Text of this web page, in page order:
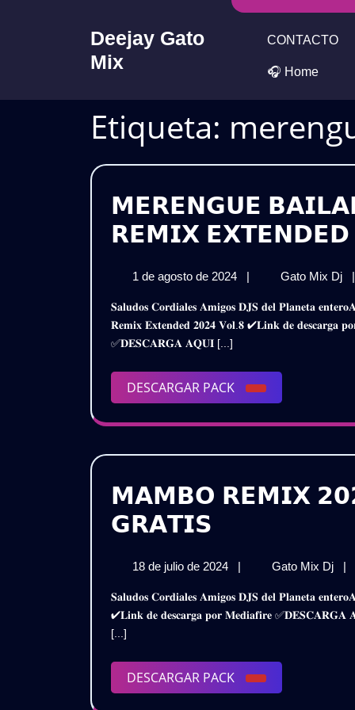
Deejay Gato
Mix
CONTACTO
🎧 Home
Etiqueta:
𝗠𝗘𝗥𝗘𝗡𝗚𝗨𝗘
𝗥𝗘𝗠𝗜𝗫 𝗘𝗫𝗧𝗘𝗡𝗗𝗘𝗗
1 de agosto de 2024
agosto
de
| Gato Mix Dj
–
|
𝐒𝐚𝐥𝐮𝐝𝐨𝐬 𝐂𝐨𝐫𝐝𝐢𝐚𝐥𝐞𝐬 𝐀𝐦𝐢𝐠𝐨𝐬 𝐃𝐉𝐒 𝐝𝐞𝐥 𝐏𝐥𝐚𝐧𝐞𝐭𝐚 𝐞𝐧𝐭𝐞𝐫𝐨𝐀𝐪𝐮𝐢 𝐥𝐞𝐬 𝐏𝐫𝐞𝐬𝐞𝐧𝐭𝐨 𝐞𝐬𝐭𝐞 𝐌𝐞𝐠𝐚 𝐏𝐚𝐜𝐤𝐌𝐞𝐫𝐞𝐧𝐠𝐮𝐞 𝐂𝐥𝐚𝐬𝐢𝐜𝐨 𝐁𝐚𝐢𝐥𝐚𝐛𝐥𝐞 –
𝐑𝐞𝐦𝐢𝐱 𝐄𝐱𝐭𝐞𝐧𝐝𝐞𝐝 𝟐𝟎𝟐𝟒 𝐕𝐨𝐥.𝟖 ✔𝐋𝐢𝐧𝐤 𝐝𝐞
✅𝐃𝐄𝐒𝐂𝐀𝐑𝐆𝐀 𝐀𝐐𝐔𝐈 [...]
DESCARGAR PACK
DESCARGAR
PACK
𝗠𝗔𝗠𝗕𝗢 𝗥𝗘𝗠𝗜𝗫
𝗚𝗥𝗔𝗧𝗜𝗦
𝟮𝟬𝟮𝟰
–
𝗩𝗢𝗟.𝟮
|
18 de julio de 2024
18
julio
de
| Gato Mix Dj
–
|
𝐒𝐚𝐥𝐮𝐝𝐨𝐬 𝐂𝐨𝐫𝐝𝐢𝐚𝐥𝐞𝐬 𝐀𝐦𝐢𝐠𝐨𝐬 𝐃𝐉𝐒 𝐝𝐞𝐥 𝐏𝐥𝐚𝐧𝐞𝐭𝐚 𝐞𝐧𝐭𝐞𝐫𝐨𝐀𝐪𝐮𝐢 𝐥𝐞𝐬 𝐏𝐫𝐞𝐬𝐞𝐧𝐭𝐨 𝐞𝐬𝐭𝐞 𝐒𝐮𝐩𝐞𝐫 𝐏𝐚𝐜𝐤𝐌𝐚𝐦𝐛𝐨 𝐑𝐞𝐦𝐢𝐱 𝟐𝟎𝟐𝟒 – 𝐕𝐨𝐥.𝟐
✔𝐋𝐢𝐧𝐤 𝐝𝐞 𝐝𝐞𝐬𝐜𝐚𝐫𝐠𝐚 𝐩𝐨𝐫 𝐌𝐞𝐝𝐢𝐚𝐟𝐢𝐫𝐞
[...]
DESCARGAR PACK
DESCARGAR
PACK